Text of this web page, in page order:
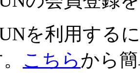
を利用する
こちらから